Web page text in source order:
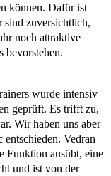
können. Dafür ist
sind zuversichtlich,
noch attraktive
bevorstehen.
wurde intensiv
geprüft. Es trifft zu,
Wir haben uns aber
Vedran
Funktion ausübt, eine
und ist von der